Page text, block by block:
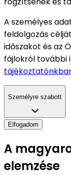
A személyes
feldolgozás
időszakot és az
fájlokról további
Személyre szabott
Elfogadom
A
elemzése